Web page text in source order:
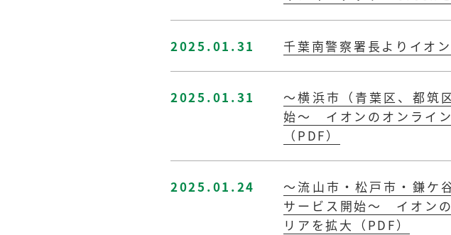
2025.01.31 千葉南警察署長よりイオ
2025.01.31
～横浜市（青葉区、都筑
始～ イオンのオンライ
（PDF）
2025.01.24
～流山市・松戸市・鎌ケ
サービス開始～ イオン
リアを拡大（PDF）